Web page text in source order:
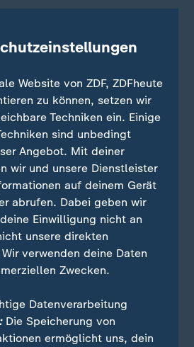
sich bei den verschiedenen
oder Rudeltiere handelt.
sind tagaktive
Hunden und Katzen
halten möchte, muss
diese Tierart nacht- und
Schmitz vom Deutschen
"dass grundsätzlich auf
geachtet werden sollte,
stören." Man sollte
zusammen mit
selben Raum halten, selbst
physischen Kontakt
Website von ZDF, ZDFheute
zu können, setzen wir
Techniken ein. Einige
sind unbedingt
Angebot. Mit deiner
wir und unsere Dienstleister
auf deinem Gerät
abrufen. Dabei geben wir
Einwilligung nicht an
unsere direkten
verwenden deine Daten
Zwecken.
Datenverarbeitung
Die Speicherung von
ermöglicht uns, dein